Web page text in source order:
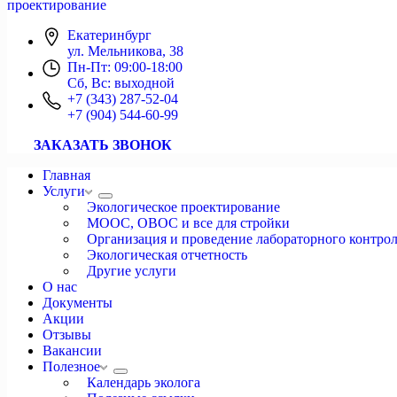
проектирование
Екатеринбург
ул. Мельникова, 38
Пн-Пт: 09:00-18:00
Сб, Вс: выходной
+7 (343) 287-52-04
+7 (904) 544-60-99
ЗАКАЗАТЬ ЗВОНОК
Главная
Услуги
Экологическое проектирование
МООС, ОВОС и все для стройки
Организация и проведение лабораторного
Экологическая отчетность
Другие услуги
О нас
Документы
Акции
Отзывы
Вакансии
Полезное
Календарь эколога